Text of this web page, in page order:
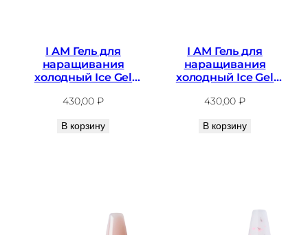
I AM Гель для
наращивания
холодный Ice Gel
430,00₽
В корзину
I AM Гель для
наращивания
холодный Ice Gel
430,00₽
В корзину